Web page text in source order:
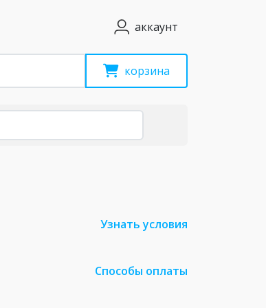
аккаунт
корзина
Узнать условия
Способы оплаты